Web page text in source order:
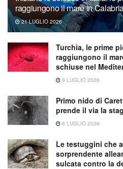
raggiungono il mare in
21 LUGLIO 2026
Turchia, le prime
raggiungono il
schiuse nel
9 LUGLIO 2026
Primo nido di
prende il via la
6 LUGLIO 2026
Le testuggini che
sorprendente
sulcata contro la